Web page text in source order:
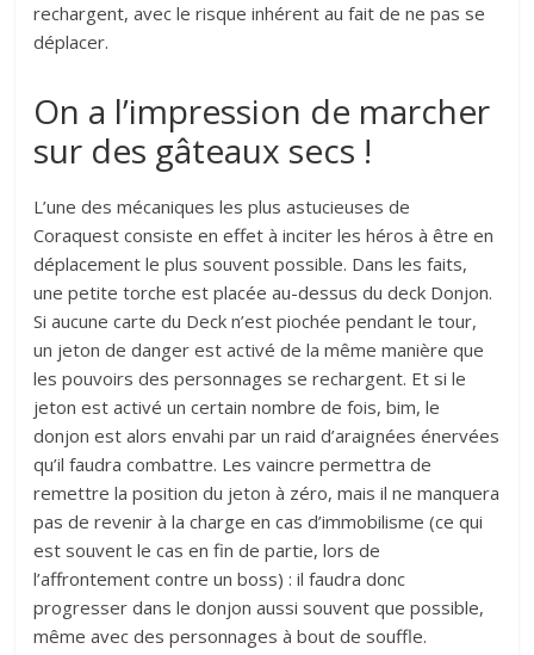
rechargent, avec le risque inhérent au fait de ne pas se
déplacer.
On a l’impression de marcher
sur des gâteaux secs !
L’une des mécaniques les plus astucieuses de
Coraquest consiste en effet à inciter les héros à être en
déplacement le plus souvent possible. Dans les faits,
une petite torche est placée au-dessus du deck Donjon.
Si aucune carte du Deck n’est piochée pendant le tour,
un jeton de danger est activé de la même manière que
les pouvoirs des personnages se rechargent. Et si le
jeton est activé un certain nombre de fois, bim, le
donjon est alors envahi par un raid d’araignées énervées
qu’il faudra combattre. Les vaincre permettra de
remettre la position du jeton à zéro, mais il ne manquera
pas de revenir à la charge en cas d’immobilisme (ce qui
est souvent le cas en fin de partie, lors de
l’affrontement contre un boss) : il faudra donc
progresser dans le donjon aussi souvent que possible,
même avec des personnages à bout de souffle.